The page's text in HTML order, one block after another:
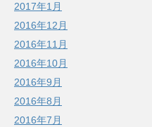
2017年1月
2016年12月
2016年11月
2016年10月
2016年9月
2016年8月
2016年7月